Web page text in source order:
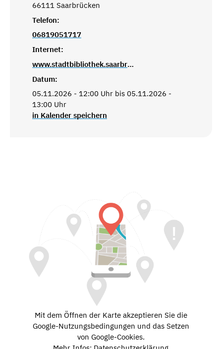
66111 Saarbrücken
Telefon:
06819051717
Internet:
www.stadtbibliothek.saarbruecken.de
Datum:
05.11.2026 - 12:00 Uhr bis 05.11.2026 -
13:00 Uhr
in Kalender speichern
Mit dem Öffnen der Karte akzeptieren Sie die
Google-Nutzungsbedingungen und das Setzen
von Google-Cookies.